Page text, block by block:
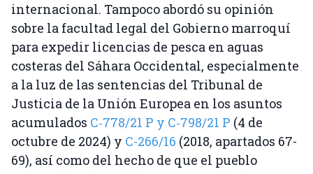
internacional. Tampoco abordó su opinión
sobre la facultad legal del Gobierno marroquí
para expedir licencias de pesca en aguas
costeras del Sáhara Occidental, especialmente
a la luz de las sentencias del Tribunal de
Justicia de la Unión Europea en los asuntos
acumulados C‑778/21 P y C‑798/21 P (4 de
octubre de 2024) y C-266/16 (2018, apartados 67-
69), así como del hecho de que el pueblo